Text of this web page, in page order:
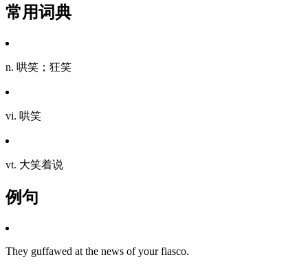
常用词典
n. 哄笑；狂笑
vi. 哄笑
vt. 大笑着说
例句
They guffawed at the news of your fiasco.